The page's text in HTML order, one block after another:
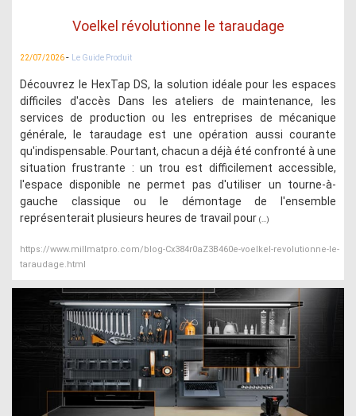
Voelkel révolutionne le taraudage
22/07/2026- Le Guide Produit
Découvrez le HexTap DS, la solution idéale pour les espaces
difficiles d'accès Dans les ateliers de maintenance, les
services de production ou les entreprises de mécanique
générale, le taraudage est une opération aussi courante
qu'indispensable. Pourtant, chacun a déjà été confronté à une
situation frustrante : un trou est difficilement accessible,
l'espace disponible ne permet pas d'utiliser un tourne-à-
gauche classique ou le démontage de l'ensemble
représenterait plusieurs heures de travail pour (...)
https://www.millmatpro.com/blog-Cx384r0aZ3B460e-voelkel-revolutionne-le-
taraudage.html